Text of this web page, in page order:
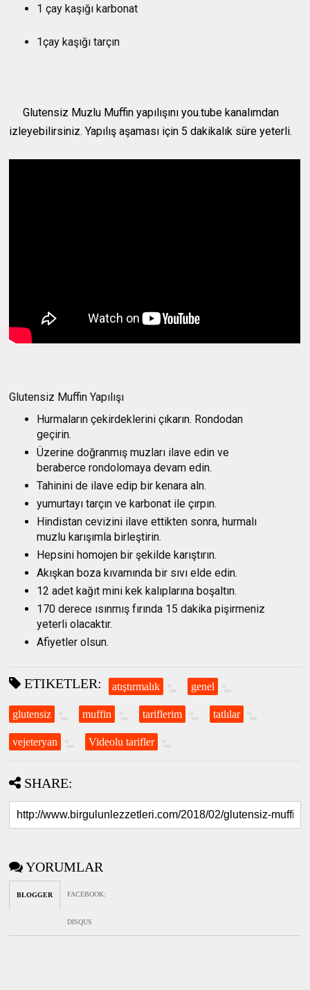
1 çay kaşığı karbonat
1çay kaşığı tarçın
Glutensiz Muzlu Muffin yapılışını you.tube kanalımdan
izleyebilirsiniz. Yapılış aşaması için 5 dakikalık süre yeterli.
Glutensiz Muffin Yapılışı
Hurmaların çekirdeklerini çıkarın. Rondodan
geçirin.
Üzerine doğranmış muzları ilave edin ve
beraberce rondolomaya devam edin.
Tahinini de ilave edip bir kenara aln.
yumurtayı tarçın ve karbonat ile çırpın.
Hindistan cevizini ilave ettikten sonra, hurmalı
muzlu karışımla birleştirin.
Hepsini homojen bir şekilde karıştırın.
Akışkan boza kıvamında bir sıvı elde edin.
12 adet kağıt mini kek kalıplarına boşaltın.
170 derece ısınmış fırında 15 dakika pişirmeniz
yeterli olacaktır.
Afiyetler olsun.
ETIKETLER: atıştırmalık genel
glutensiz muffin tariflerim tatlılar
vejeteryan Videolu tarifler
SHARE:
YORUMLAR
BLOGGER FACEBOOK:
DISQUS